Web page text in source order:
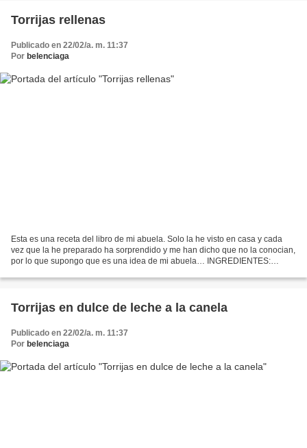
Torrijas rellenas
Publicado en 22/02/a. m. 11:37
Por belenciaga
Esta es una receta del libro de mi abuela. Solo la he visto en casa y cada
vez que la he preparado ha sorprendido y me han dicho que no la conocian,
por lo que supongo que es una idea de mi abuela… INGREDIENTES:
Torrijas en dulce de leche a la canela
Publicado en 22/02/a. m. 11:37
Por belenciaga